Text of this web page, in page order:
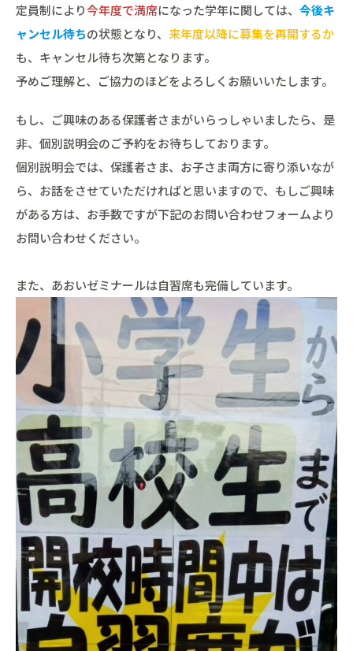
定員制により今年度で満席になった学年に関しては、 今後キ
ャンセル待ちの状態となり、 来年度以降に募集を再開するか
も、キャンセル待ち次第となります。
予めご理解と、ご協力のほどをよろしくお願いいたします。
もし、ご興味のある保護者さまがいらっしゃいましたら、是
非、個別説明会のご予約をお待ちしております。
個別説明会では、保護者さま、お子さま両方に寄り添いなが
ら、お話をさせていただければと思いますので、もしご興味
がある方は、お手数ですが下記のお問い合わせフォームより
お問い合わせください。
また、あおいゼミナールは自習席も完備しています。